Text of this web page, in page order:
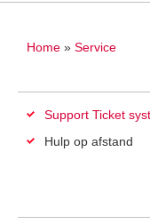
U bent hier
Home » Service
Support Ticket
Hulp op afstand